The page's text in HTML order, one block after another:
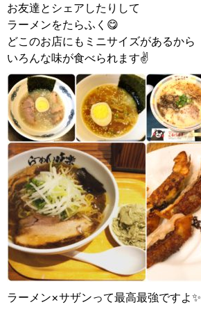
お友達とシェアしたりして
ラーメンをたらふく😋
どこのお店にもミニサイズがあるから
いろんな味が食べられます✌️
ラーメン×サザンって最高最強ですよ✨